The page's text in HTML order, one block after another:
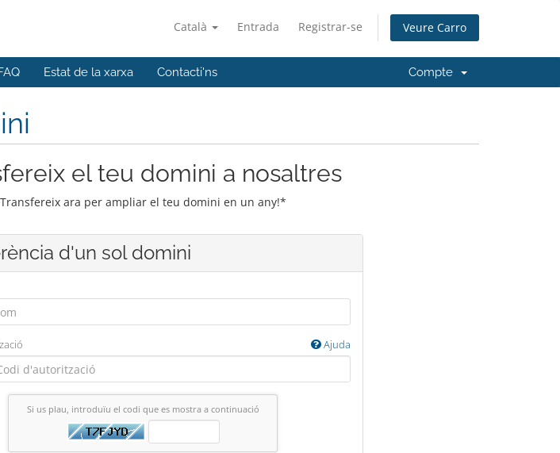
Català Entrada Registrar-se Veure Carro
Estat de la xarxa Contacti'ns Compte
el teu domini a nosaltres
Transfereix ara per ampliar el teu domini en un any!*
d'un sol domini
Ajuda
Si us plau, introduïu el codi que es mostra a continuació